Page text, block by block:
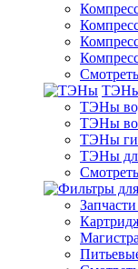
ТЭНы
ТЭНы
ТЭНы
ТЭНы